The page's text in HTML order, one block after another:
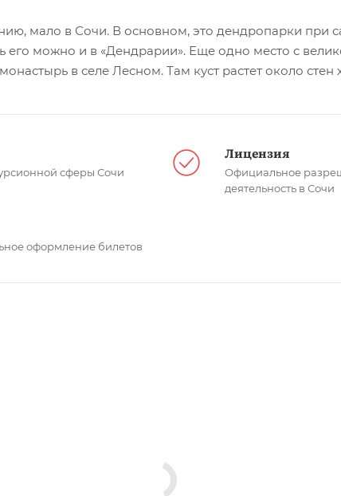
мало в Сочи. В основном, это дендропарки при
его можно и в «Дендрарии». Еще одно место с
в селе Лесном. Там куст растет около стен
сферы Сочи
Лицензия
Официальное
деятельность в Сочи
оформление билетов